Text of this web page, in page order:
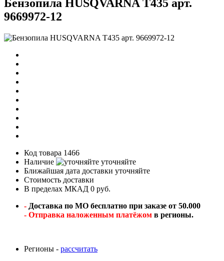
Бензопила HUSQVARNA Т435 арт.
9669972-12
Код товара 1466
Наличие
уточняйте
Ближайшая дата доставки уточняйте
Стоимость доставки
В пределах МКАД 0 руб.
- Доставка по МО бесплатно при заказе от 50.000
- Отправка наложенным платёжом в регионы.
Регионы - рассчитать